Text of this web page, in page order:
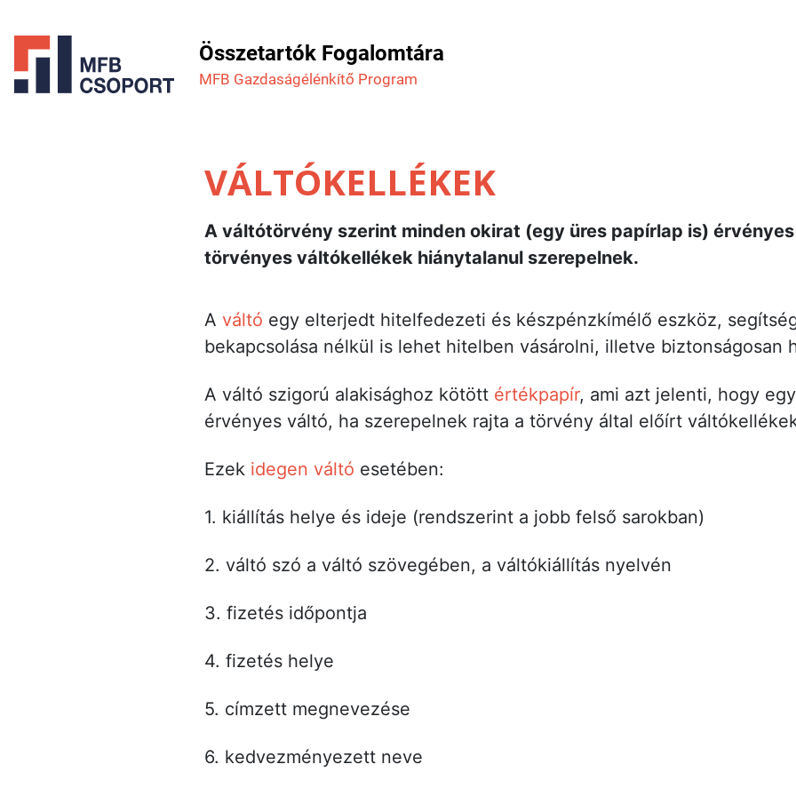
Összetartók Fogalomtára
MFB Gazdaság­élénkítő Program
VÁLTÓKELLÉKEK
A váltótörvény szerint minden okirat (egy üres papírlap is)
törvényes váltókellékek hiánytalanul szerepelnek.
A váltó egy elterjedt hitelfedezeti és készpénzkímélő eszköz,
bekapcsolása nélkül is lehet hitelben vásárolni, illetve
A váltó szigorú alakisághoz kötött értékpapír, ami azt jelenti, hogy
érvényes váltó, ha szerepelnek rajta a törvény által előírt
Ezek idegen váltó esetében:
1. kiállítás helye és ideje (rendszerint a jobb felső sarokban)
2. váltó szó a váltó szövegében, a váltókiállítás nyelvén
3. fizetés időpontja
4. fizetés helye
5. címzett megnevezése
6. kedvezményezett neve